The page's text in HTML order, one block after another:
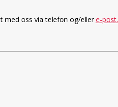
med oss via telefon og/ellere-post.